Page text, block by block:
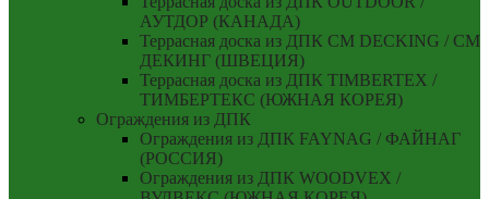
АУТДОР (КАНАДА)
Террасная доска из ДПК CM DECKING / СМ
ДЕКИНГ (ШВЕЦИЯ)
Террасная доска из ДПК TIMBERTEX /
ТИМБЕРТЕКС (ЮЖНАЯ КОРЕЯ)
Ограждения из ДПК
Ограждения из ДПК FAYNAG / ФАЙНАГ
(РОССИЯ)
Ограждения из ДПК WOODVEX /